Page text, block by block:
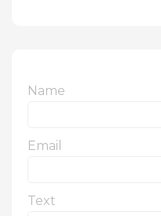
Name
Email
Text